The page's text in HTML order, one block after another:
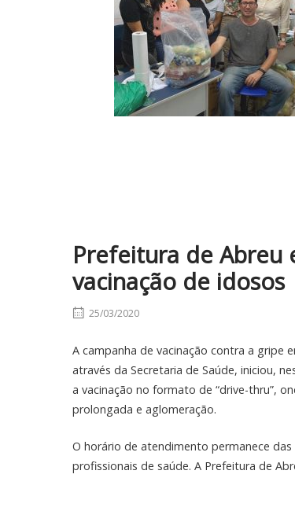
Prefeitura de Abreu
vacinação de idosos
25/03/2020
A campanha de vacinação contra a gripe
através da Secretaria de Saúde, iniciou,
a vacinação no formato de “drive-thru”,
prolongada e aglomeração.
O horário de atendimento permanece
profissionais de saúde. A Prefeitura de